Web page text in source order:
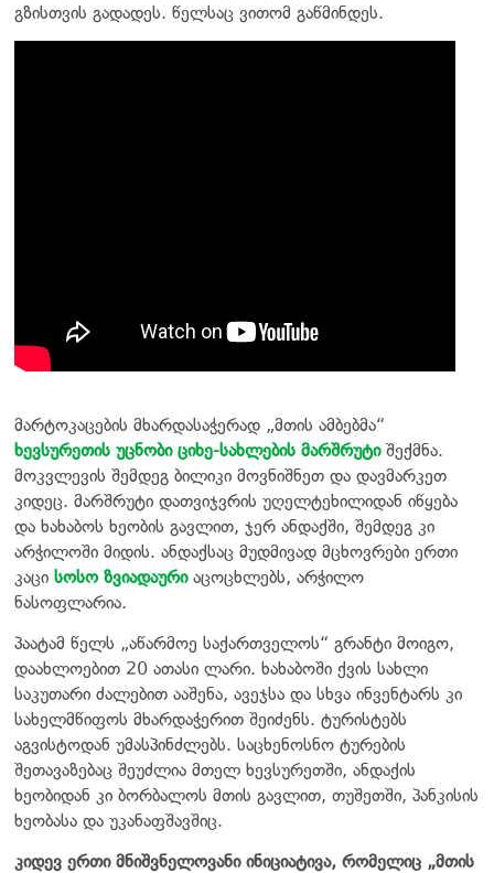
გზისთვის გადადეს. წელსაც ვითომ გაწმინდეს.
მარტოკაცების მხარდასაჭერად „მთის ამბებმა“
ხევსურეთის უცნობი ციხე-სახლების მარშრუტიშექმნა.
მოკვლევის შემდეგ ბილიკი მოვნიშნეთ და დავმარკეთ
კიდეც. მარშრუტი დათვიჯვრის უღელტეხილიდან იწყება
და ხახაბოს ხეობის გავლით, ჯერ ანდაქში, შემდეგ კი
არჭილოში მიდის. ანდაქსაც მუდმივად მცხოვრები ერთი
კაცი სოსო ზვიადაურიაცოცხლებს, არჭილო
ნასოფლარია.
პაატამ წელს „აწარმოე საქართველოს“ გრანტი მოიგო,
დაახლოებით 20 ათასი ლარი. ხახაბოში ქვის სახლი
საკუთარი ძალებით ააშენა, ავეჯსა და სხვა ინვენტარს კი
სახელმწიფოს მხარდაჭერით შეიძენს. ტურისტებს
აგვისტოდან უმასპინძლებს. საცხენოსნო ტურების
შეთავაზებაც შეუძლია მთელ ხევსურეთში, ანდაქის
ხეობიდან კი ბორბალოს მთის გავლით, თუშეთში, პანკისის
ხეობასა და უკანაფშავშიც.
კიდევ ერთი მნიშვნელოვანი ინიციატივა, რომელიც „მთის